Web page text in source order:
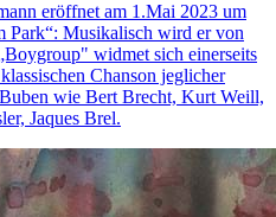
eröffnet am 1.Mai 2023 um
Park“: Musikalisch wird er von
widmet sich einerseits
Chanson jeglicher
wie Bert Brecht, Kurt Weill,
Jaques Brel.